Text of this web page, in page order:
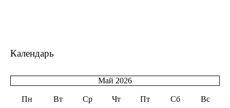
Календарь
Май 2026
Пн Вт Ср Чт Пт Сб
Вс